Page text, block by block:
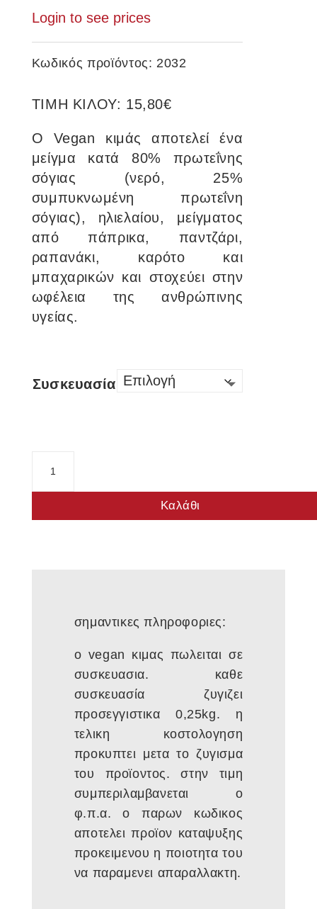
Login to see prices
Κωδικός προϊόντος: 2032
ΤΙΜΗ ΚΙΛΟΥ: 15,80€
Ο Vegan κιμάς αποτελεί ένα
μείγμα κατά 80% πρωτεΐνης
σόγιας (νερό, 25%
συμπυκνωμένη πρωτεΐνη
σόγιας), ηλιελαίου, μείγματος
από πάπρικα, παντζάρι,
ραπανάκι, καρότο και
μπαχαρικών και στοχεύει στην
ωφέλεια της ανθρώπινης
υγείας.
Συσκευασία
Καλάθι
σημαντικες πληροφοριες:
ο vegan κιμας πωλειται σε
συσκευασια. καθε
συσκευασία ζυγιζει
προσεγγιστικα 0,25kg. η
τελικη κοστολογηση
προκυπτει μετα το ζυγισμα
του προϊοντος. στην τιμη
συμπεριλαμβανεται ο
φ.π.α. ο παρων κωδικος
αποτελει προϊον καταψυξης
προκειμενου η ποιοτητα του
να παραμενει απαραλλακτη.